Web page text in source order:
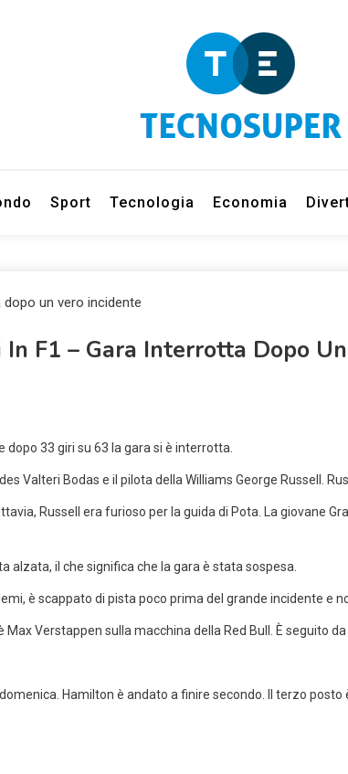
Sport Tecnologia Economia
F1 – Gara Interrotta Dopo
dopo 33 giri su 63 la gara si è interrotta.
Valteri Bodas e il pilota della Williams George Russell.
Russell era furioso per la guida di Pota. La giovane
alzata, il che significa che la gara è stata sospesa.
è scappato di pista poco prima del grande incidente e
Verstappen sulla macchina della Red Bull. È seguito
Hamilton è andato a finire secondo. Il terzo posto